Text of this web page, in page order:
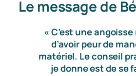
Le message de
« C’est une
d’avoir peur de
matériel. Le conseil
je donne est de se